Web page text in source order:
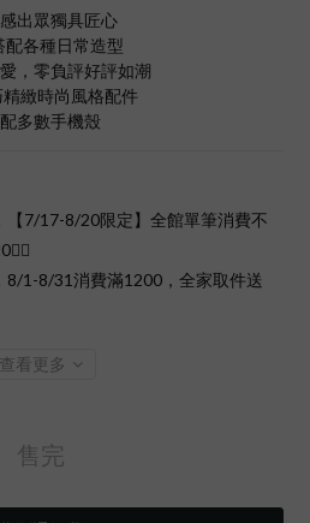
出眾獨具匠心
各種日常造型
，零負評好評如潮
緻時尚風格配件
多數手機殼
【7/17-8/20限定】全館單筆消費不
8/1-8/31消費滿1200，全家取件送
查看更多
售完